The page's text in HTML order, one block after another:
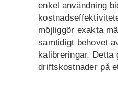
enkel användning
möjliggör exakta
samtidigt behovet
kalibreringar. Detta
driftskostnader på